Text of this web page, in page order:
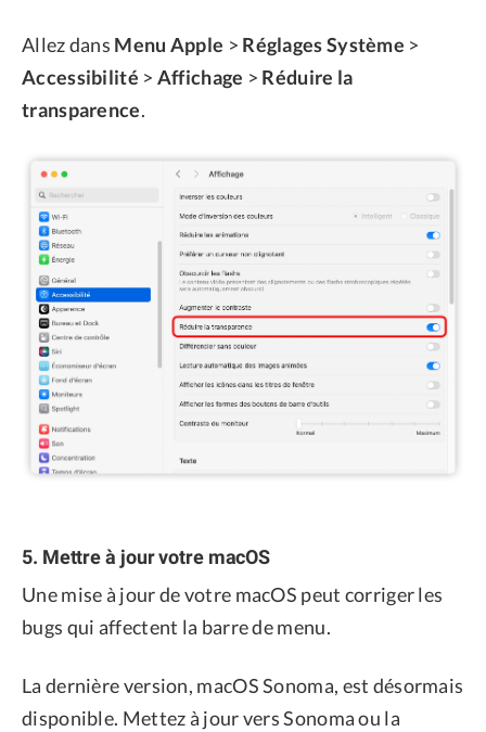
Allez dans Menu Apple > Réglages Système >
Accessibilité > Affichage > Réduire la
transparence.
5. Mettre à jour votre macOS
Une mise à jour de votre macOS peut corriger les
bugs qui affectent la barre de menu.
La dernière version, macOS Sonoma, est désormais
disponible. Mettez à jour vers Sonoma ou la